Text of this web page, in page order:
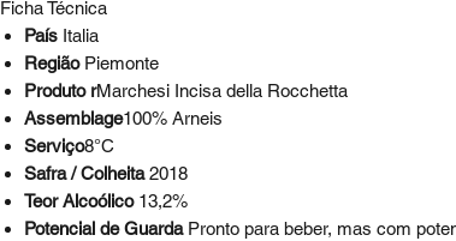
Ficha Técnica
País Italia
Região Piemonte
Produto rMarchesi Incisa della Rocchetta
Assemblage100% Arneis
Serviço8°C
Safra / Colheita2018
Teor Alcoólico 13,2%
Potencial de Guarda Pronto para beber, mas com